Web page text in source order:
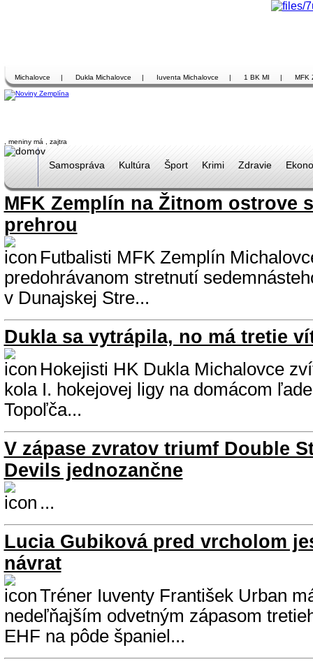
Michalovce | Dukla Michalovce | Iuventa Michalovce | 1 BK MI | MFK
, meniny má , zajtra
Samospráva Kultúra Šport Krimi Zdravie
MFK Zemplín na Žitnom ostrove
prehrou
Futbalisti MFK Zemplín
predohrávanom stretnutí
v Dunajskej Stre...
Dukla sa vytrápila, no má tretie
Hokejisti HK Dukla Michalovce
kola I. hokejovej ligy na domácom
Topoľča...
V zápase zvratov triumf Double
Devils jednozančne
...
Lucia Gubiková pred vrcholom
návrat
Tréner Iuventy František Urban
nedeľňajším odvetným zápasom
EHF na pôde španiel...